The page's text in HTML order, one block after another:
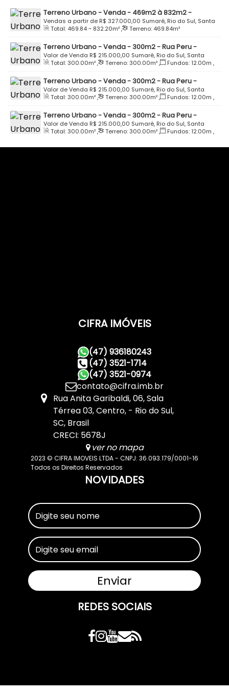
Terreno Urbano - Venda - 469m2 à 832m2 -
Residencial Solar das Palmeiras - Sumaré - Rio do
Sul
R$ 327.000,00
Vendas a partir de
Sumaré, Rio do Sul, Santa
Catarina, Brasil
Total: 469.84~ 832.20m², Terreno: 469.84m²
Terreno Urbano - Venda - 300m2 - Rua Peru -
Parque Residencial Schroeder - Quadra I - Lote 07 -
Bairro Sumaré - Rio do Sul
R$ 215.000,00
Valor de Venda
Sumaré, Rio do Sul, Santa
Catarina, Brasil
Total:300.00m², Terreno:300.00m², Fundos:12.00m ,
Frente: 12.00m, Lado Direito: 25.00m ,
Lado Esquerdo:
25.00m
Terreno Urbano - Venda - 300m2 - Rua Peru -
Parque Residencial Schroeder - Quadra I - Lote 09 -
Bairro Sumaré - Rio do Sul
R$ 215.000,00
Valor de Venda
Sumaré, Rio do Sul, Santa
Catarina, Brasil
Total:300.00m², Terreno:300.00m², Fundos:12.00m ,
Frente: 12.00m, Lado Direito: 25.00m ,
Lado Esquerdo:
25.00m
Terreno Urbano - Venda - 300m2 - Rua Peru -
Parque Residencial Schroeder - Quadra I - Lote 11 -
Bairro Sumaré - Rio do Sul
R$ 215.000,00
Valor de Venda
Sumaré, Rio do Sul, Santa
Catarina, Brasil
Total:300.00m², Terreno:300.00m², Fundos:12.00m ,
25.00m
CIFRA IMÓVEIS
(47) 936180243
(47) 3521-1714
(47) 3521-0974
contato@cifra.imb.br
Rua Anita Garibaldi,06,Sala
Térrea 03,Centro, Rio do Sul,
SC, Brasil
CRECI: 5678J
ver no mapa
2023 © CIFRA IMOVEIS LTDA - CNPJ: 36.093.179/0001-16
Todos os Direitos Reservados
NOVIDADES
REDES SOCIAIS